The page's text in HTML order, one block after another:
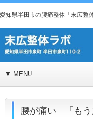
愛知県半田市の腰痛整体「末広整
▼ MENU
腰が痛い 「もう